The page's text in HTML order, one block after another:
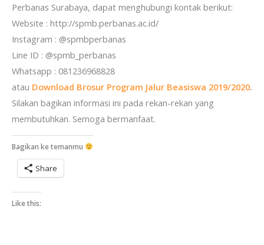
Perbanas Surabaya, dapat menghubungi kontak berikut:
Website : http://spmb.perbanas.ac.id/
Instagram : @spmbperbanas
Line ID : @spmb_perbanas
Whatsapp : 081236968828
atau Download Brosur Program Jalur Beasiswa 2019/2020.
Silakan bagikan informasi ini pada rekan-rekan yang
membutuhkan. Semoga bermanfaat.
Bagikan ke temanmu
Share
Like this: